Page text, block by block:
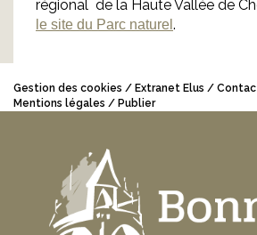
régional de la Haute Vallée de
le site du Parc naturel .
Gestion des cookies Extranet Elus
Mentions légales
Publier